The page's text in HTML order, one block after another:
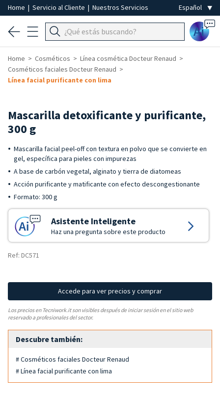
Home | Servicio al Cliente | Nuestros Servicios
Ai
Home Cosméticos
Línea cosmética Docteur Renaud
Cosméticos faciales Docteur Renaud
Línea facial purificante con lima
Mascarilla detoxificante y purificante,
300 g
Mascarilla facial peel-off con textura en polvo que se convierte en
gel, específica para pieles con impurezas
A base de carbón vegetal, alginato y tierra de diatomeas
Acción purificante y matificante con efecto descongestionante
Formato: 300 g
Asistente Inteligente
Haz una pregunta sobre este producto
Ref: DC571
Accede para ver precios y comprar
Los precios en Tecniwork.it son visibles después de iniciar sesión en el sitio web
reservado a profesionales del sector.
Descubre también:
# Cosméticos faciales Docteur Renaud
# Línea facial purificante con lima